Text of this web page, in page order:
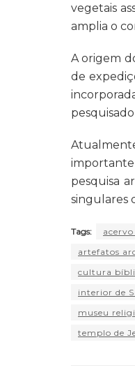
vegetais
amplia o
A origem
de
pesquisa
singulares
Tags:
artefatos
cultura
interior de
museu
templo de